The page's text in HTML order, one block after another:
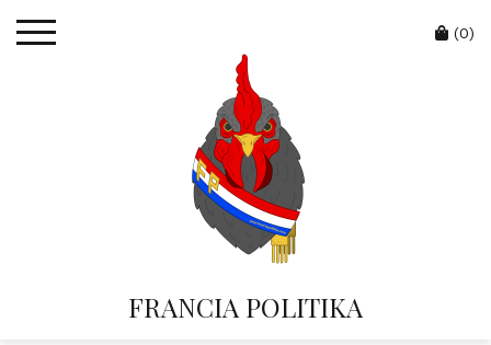
FRANCIA POLITIKA
Cart
(0)